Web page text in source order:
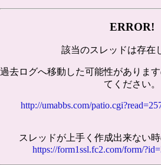
ERROR!
該当のスレッドは存在
過去ログへ移動した可能性がありま
てください。
http://umabbs.com/
スレッドが上手く作成出来ない
https://form1ssl.fc2.com/form/